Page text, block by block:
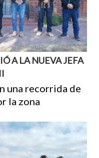
A LA NUEVA JEFA
una recorrida de
la zona